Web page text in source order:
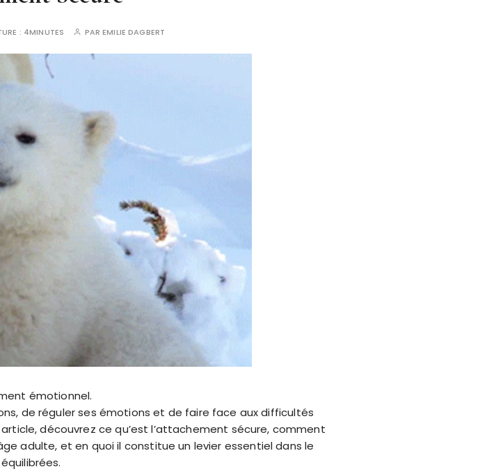
: 4MINUTES PAREMILIE DAGBERT
émotionnel.
de réguler ses émotions et de faire face aux difficultés
découvrez ce qu’est l’attachement sécure, comment
adulte, et en quoi il constitue un levier essentiel dans le